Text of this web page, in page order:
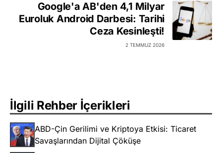
Google'a AB'den 4,1 Milyar
Euroluk Android Darbesi: Tarihi
Ceza Kesinleşti!
2 TEMMUZ 2026
İlgili Rehber İçerikleri
ABD-Çin Gerilimi ve Kriptoya Etkisi: Ticaret
Savaşlarından Dijital Çöküşe